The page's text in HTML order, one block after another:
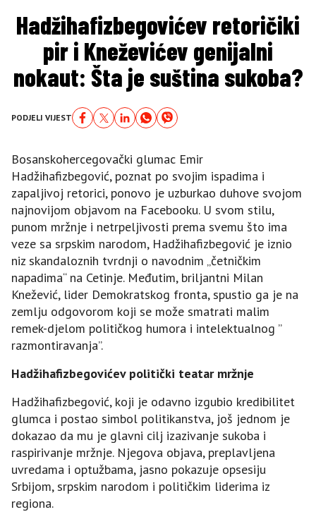
Hadžihafizbegovićev retoričiki
pir i Kneževićev genijalni
nokaut: Šta je suština sukoba?
PODJELI VIJEST
Bosanskohercegovački glumac Emir
Hadžihafizbegović, poznat po svojim ispadima i
zapaljivoj retorici, ponovo je uzburkao duhove svojom
najnovijom objavom na Facebooku. U svom stilu,
punom mržnje i netrpeljivosti prema svemu što ima
veze sa srpskim narodom, Hadžihafizbegović je iznio
niz skandaloznih tvrdnji o navodnim „četničkim
napadima“ na Cetinje. Međutim, briljantni Milan
Knežević, lider Demokratskog fronta, spustio ga je na
zemlju odgovorom koji se može smatrati malim
remek-djelom političkog humora i intelektualnog ”
razmontiravanja”.
Hadžihafizbegovićev politički teatar mržnje
Hadžihafizbegović, koji je odavno izgubio kredibilitet
glumca i postao simbol politikanstva, još jednom je
dokazao da mu je glavni cilj izazivanje sukoba i
raspirivanje mržnje. Njegova objava, preplavljena
uvredama i optužbama, jasno pokazuje opsesiju
Srbijom, srpskim narodom i političkim liderima iz
regiona.